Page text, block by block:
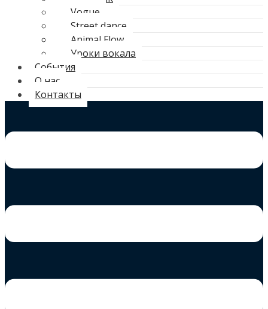
Vogue
Street dance
Animal Flow
Уроки вокала
События
О нас
Контакты